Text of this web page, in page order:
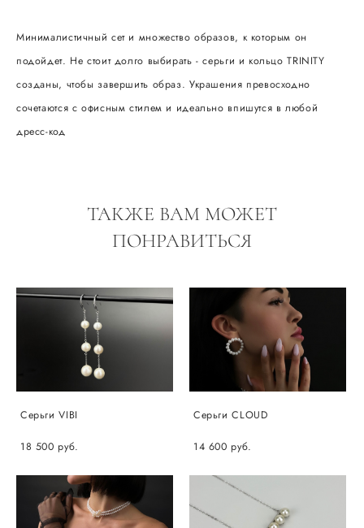
Минималистичный сет и множество образов, к которым он
подойдет. Не стоит долго выбирать - серьги и кольцо TRINITY
созданы, чтобы завершить образ. Украшения превосходно
сочетаются с офисным стилем и идеально впишутся в любой
дресс-код
ТАКЖЕ ВАМ МОЖЕТ
ПОНРАВИТЬСЯ
Серьги VIBI
18 500 pуб.
Серьги CLOUD
14 600 pуб.